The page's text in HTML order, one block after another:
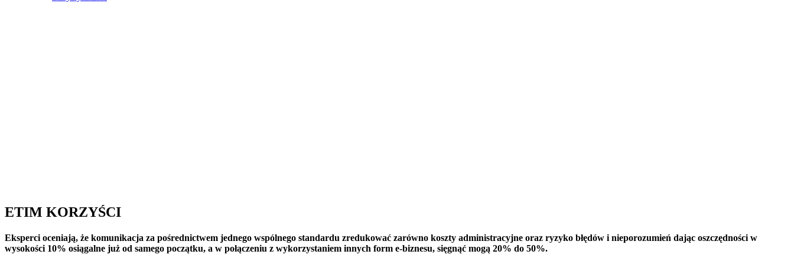
ETIM KORZYŚCI
Eksperci oceniają, że komunikacja za pośrednictwem jednego wspólnego standardu zredukować zarówno koszty administracyjne oraz ryzyko błędów i nieporozumień dając oszczędności w
wysokości 10% osiągalne już od samego początku, a w połączeniu z wykorzystaniem innych form e-biznesu, sięgnąć mogą 20% do 50%.